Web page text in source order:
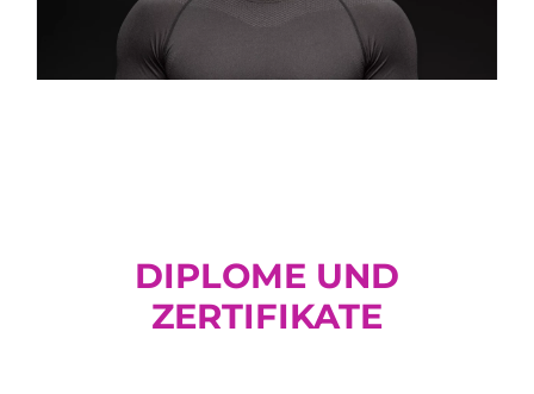
DIPLOME UND
ZERTIFIKATE